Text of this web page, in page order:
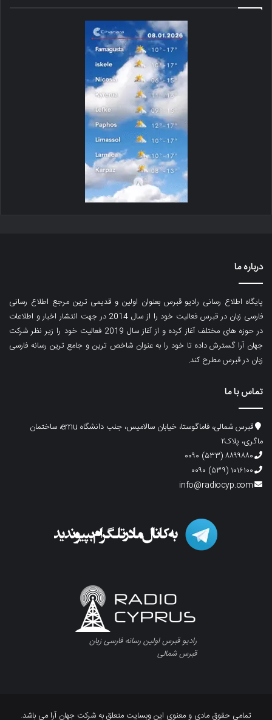
درباره ما
پایگاه اطلاع رسانی رادیو قبرس بعنوان اولین و قدیمی ترین مرجع اطلاع رسانی
فارسی زبان در قبرس فعالیت خود را از سال 2014 در جهت انتشار اخبار و اطلاعات
در حوزه های مختلف آغاز کرده و از آغاز سال 2019 فعالیت خود را زیر نظر شرکت
جهان آرا گسترش داده تا خود را به عنوان شاخص ترین و جامع ترین رسانه فارسی
زبان در قبرس مطرح کند.
تماس با ما
قبرس شمالی، فاماگوستا، خیابان سالامیس، جنب دانشگاه emu، ساختمان
ماگری، پلاک۲
۸۸۹۹۸۸۰ (۵۳۳) ۰۰۹۰
۱۰۱۶۱۰۰ (۵۳۹) ۰۰۹۰
info@radiocyp.com
رادیو قبرس اولین رسانه فارسی زبان
قبرس شمالی
تمامی حقوق مادی و معنوی این وبسایت متعلق به شرکت جهان آرا می باشد.